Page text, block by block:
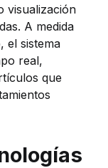
visualización
A medida
el sistema
real,
que